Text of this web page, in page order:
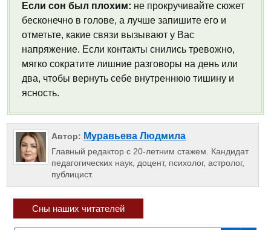
Если сон был плохим: не прокручивайте сюжет
бесконечно в голове, а лучше запишите его и
отметьте, какие связи вызывают у Вас
напряжение. Если контакты снились тревожно,
мягко сократите лишние разговоры на день или
два, чтобы вернуть себе внутреннюю тишину и
ясность.
Автор: Муравьева Людмила
Главный редактор с 20-летним стажем. Кандидат
педагогических наук, доцент, психолог, астролог,
публицист.
Сны наших читателей